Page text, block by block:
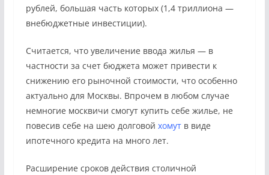
рублей, большая часть которых (1,4 триллиона —
внебюджетные инвестиции).
Считается, что увеличение ввода жилья — в
частности за счет бюджета может привести к
снижению его рыночной стоимости, что особенно
актуально для Москвы. Впрочем в любом случае
немногие москвичи смогут купить себе жилье, не
повесив себе на шею долговой хомут в виде
ипотечного кредита на много лет.
Расширение сроков действия столичной